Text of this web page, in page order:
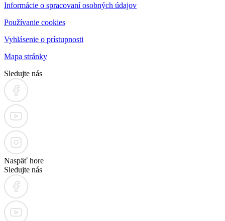
Informácie o spracovaní osobných údajov
Používanie cookies
Vyhlásenie o prístupnosti
Mapa stránky
Sledujte nás
Naspäť hore
Sledujte nás